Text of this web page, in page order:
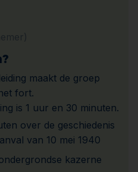
maakt de groep
fort.
is 1 uur en 30 minuten.
over de geschiedenis
van 10 mei 1940
kazerne